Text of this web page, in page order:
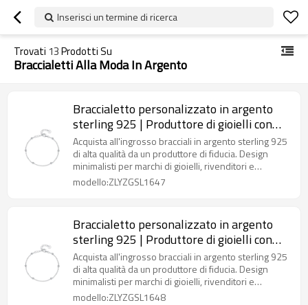
Inserisci un termine di ricerca
Trovati 13Prodotti Su
Braccialetti Alla Moda In Argento
Braccialetto personalizzato in argento
sterling 925 | Produttore di gioielli con
marchio privato
Acquista all'ingrosso bracciali in argento sterling 925
di alta qualità da un produttore di fiducia. Design
minimalisti per marchi di gioielli, rivenditori e
grossisti.
modello:ZLYZGSL1647
Braccialetto personalizzato in argento
sterling 925 | Produttore di gioielli con
marchio privato
Acquista all'ingrosso bracciali in argento sterling 925
di alta qualità da un produttore di fiducia. Design
minimalisti per marchi di gioielli, rivenditori e
grossisti.
modello:ZLYZGSL1648